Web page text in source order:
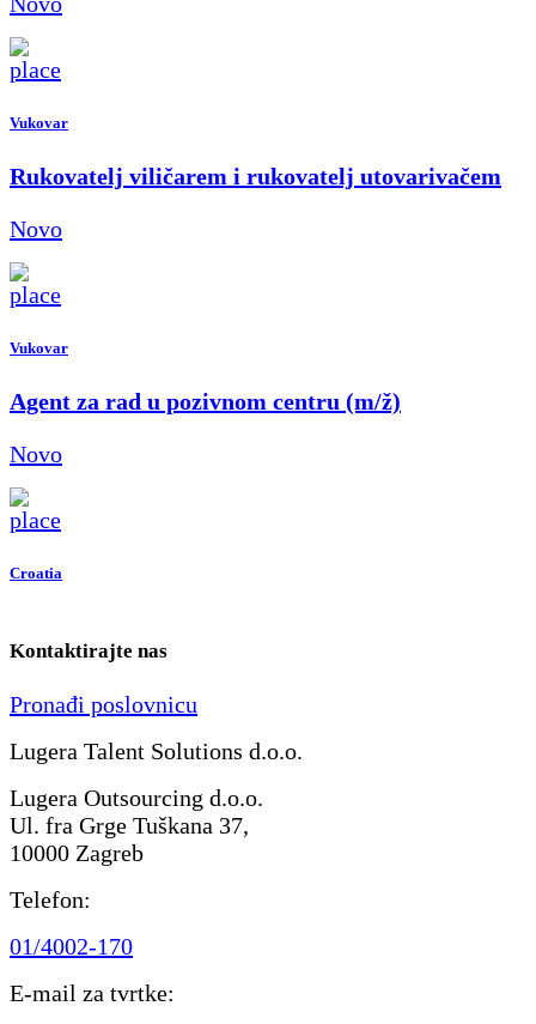
Vukovar
Rukovatelj viličarem i rukovatelj utovarivačem
Novo
Vukovar
Agent za rad u pozivnom centru (m/ž)
Novo
Croatia
Kontaktirajte nas
Pronađi poslovnicu
Lugera Talent Solutions d.o.o.
Lugera Outsourcing d.o.o.
Ul. fra Grge Tuškana 37,
10000 Zagreb
Telefon:
01/4002-170
E-mail za tvrtke: